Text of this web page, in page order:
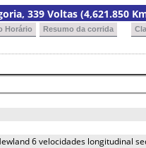
339 Voltas (4,621.850
Horário Resumo da corrida
6 velocidades longitudinal